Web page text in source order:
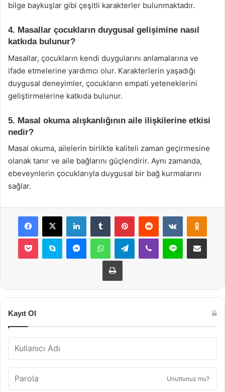
bilge baykuşlar gibi çeşitli karakterler bulunmaktadır.
4. Masallar çocukların duygusal gelişimine nasıl
katkıda bulunur?
Masallar, çocukların kendi duygularını anlamalarına ve
ifade etmelerine yardımcı olur. Karakterlerin yaşadığı
duygusal deneyimler, çocukların empati yeteneklerini
geliştirmelerine katkıda bulunur.
5. Masal okuma alışkanlığının aile ilişkilerine etkisi
nedir?
Masal okuma, ailelerin birlikte kaliteli zaman geçirmesine
olanak tanır ve aile bağlarını güçlendirir. Aynı zamanda,
ebeveynlerin çocuklarıyla duygusal bir bağ kurmalarını
sağlar.
Facebook
X LinkedInTumblr PinterestReddit VKontakte
Pocket Skype MessengerWhatsAppTelegramViber Line E-Posta ile
Yazdır
Kayıt Ol
Unuttunuz mu?